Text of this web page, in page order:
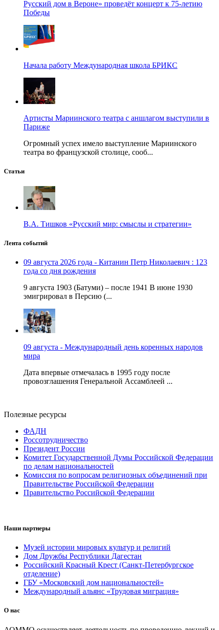
Русский дом в Вероне» проведёт концерт к 75-летию
Победы
Начала работу Международная школа БРИКС
Артисты Мариинского театра с аншлагом выступили в
Париже
Огромный успех имело выступление Мариинского
театра во французской столице, сооб...
Статьи
В.А. Тишков «Русский мир: смыслы и стратегии»
Лента событий
09 августа 2026 года - Китанин Петр Николаевич : 123
года со дня рождения
9 августа 1903 (Батуми) – после 1941 В июне 1930
эмигрировал в Персию (...
09 августа - Международный день коренных народов
мира
Дата впервые отмечалась в 1995 году после
провозглашения Генеральной Ассамблеей ...
Полезные ресурсы
ФАДН
Россотрудничество
Президент России
Комитет Государственной Думы Российской Федерации
по делам национальностей
Комиссия по вопросам религиозных объединений при
Правительстве Российской Федерации
Правительство Российской Федерации
Наши партнеры
Музей истории мировых культур и религий
Дом Дружбы Республики Дагестан
Российский Красный Крест (Санкт-Петербургское
отделение)
ГБУ «Московский дом национальностей»
Международный альянс «Трудовая миграция»
О нас